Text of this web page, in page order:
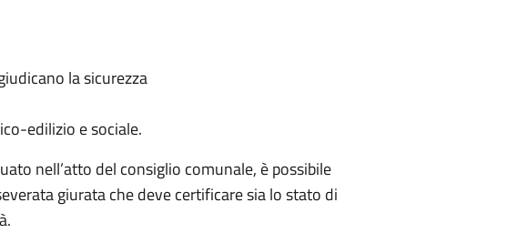
la sicurezza
edilizio e sociale.
nell’atto del consiglio comunale, è possibile
giurata che deve certificare sia lo stato di